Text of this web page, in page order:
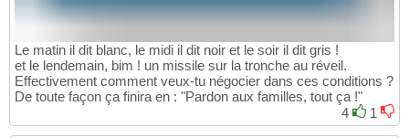
Le matin il dit blanc, le midi il dit noir et le soir il dit gris !
et le lendemain, bim ! un missile sur la tronche au réveil.
Effectivement comment veux-tu négocier dans ces conditions ?
De toute façon ça finira en : "Pardon aux familles, tout ça !"
4
1